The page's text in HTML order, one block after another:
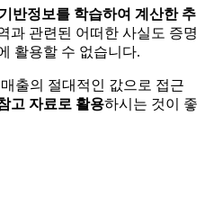
반정보를 학습하여 계산한 추
과 관련된 어떠한 사실도 증명
활용할 수 없습니다.
출의 절대적인 값으로 접근
고 자료로 활용하시는 것이 좋